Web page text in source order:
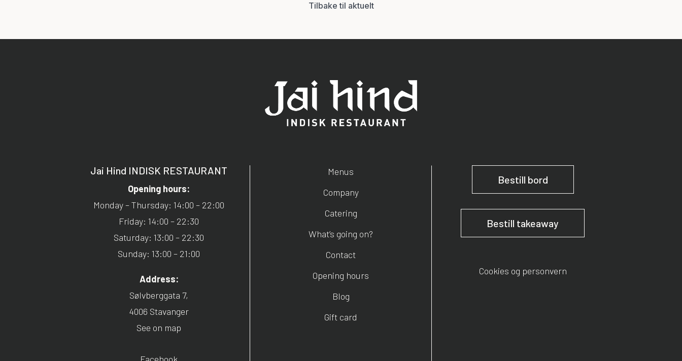
Tilbake til aktuelt
Jai Hind INDISK RESTAURANT
Opening hours:
Monday – Thursday: 14:00 – 22:00
Friday: 14:00 – 22:30
Saturday: 13:00 – 22:30
Sunday: 13:00 – 21:00
Address:
Sølvberggata 7,
4006 Stavanger
See on map
Menus
Company
Catering
What’s going on?
Contact
Opening hours
Blog
Gift card
Bestill bord
Bestill takeaway
Cookies og personvern